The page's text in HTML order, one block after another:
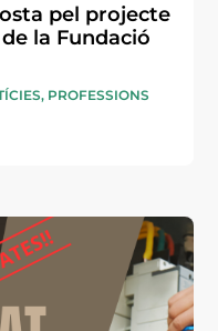
pel projecte
la Fundació
, PROFESSIONS